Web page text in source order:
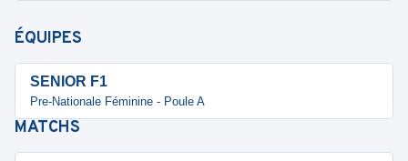
ÉQUIPES
SENIOR F1
Pre-Nationale Féminine - Poule A
MATCHS